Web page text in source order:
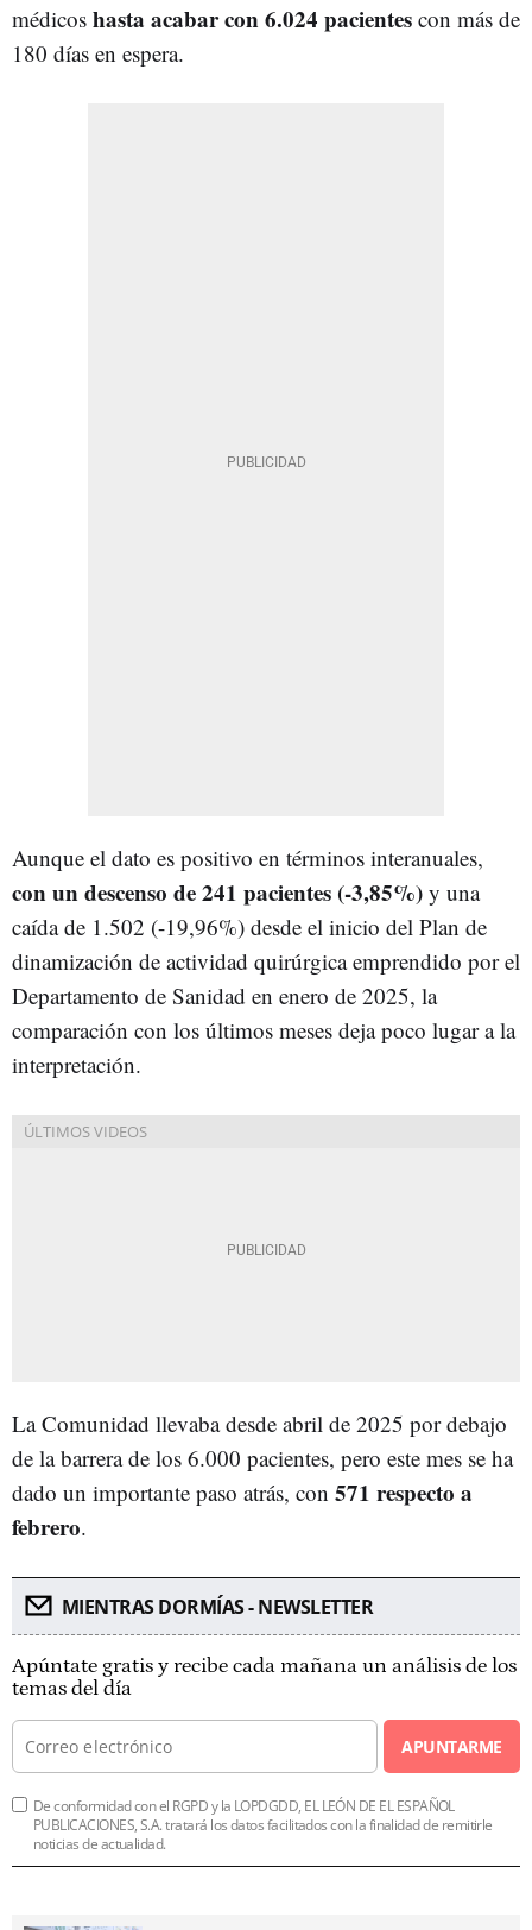
médicos hasta acabar con 6.024 pacientes con más de
180 días en espera.
Aunque el dato es positivo en términos interanuales,
con un descenso de 241 pacientes (-3,85%) y una
caída de 1.502 (-19,96%) desde el inicio del Plan de
dinamización de actividad quirúrgica emprendido por el
Departamento de Sanidad en enero de 2025, la
comparación con los últimos meses deja poco lugar a la
interpretación.
La Comunidad llevaba desde abril de 2025 por debajo
de la barrera de los 6.000 pacientes, pero este mes se ha
dado un importante paso atrás, con 571 respecto a
febrero.
MIENTRAS DORMÍAS - NEWSLETTER
Apúntate gratis y recibe cada mañana un análisis de los
temas del día
APUNTARME
De conformidad con el RGPD y la LOPDGDD, EL LEÓN DE EL ESPAÑOL
PUBLICACIONES, S.A. tratará los datos facilitados con la finalidad de remitirle
noticias de actualidad.